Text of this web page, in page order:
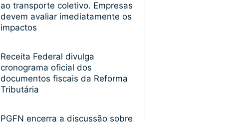
ao transporte coletivo. Empresas
devem avaliar imediatamente os
impactos
Receita Federal divulga
cronograma oficial dos
documentos fiscais da Reforma
Tributária
PGFN encerra a discussão sobre